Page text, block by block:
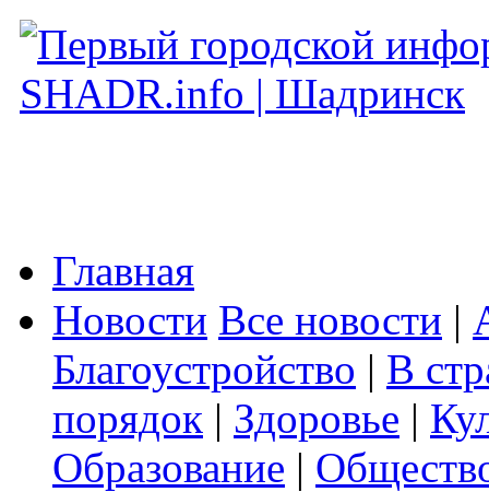
Главная
Новости Все новости |
Благоустройство | В
порядок | Здоровье |
Образование |